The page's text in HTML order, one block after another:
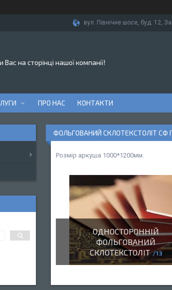
вул. Північне шосе, буд. 12,
Вас на сторінці нашої компанії!
ПРО НАС КОНТАКТИ
ФОЛЬГОВАНИЙ СКЛОТЕКСТОЛІТ СФ
Розмір аркуша 1000*1200мм.
ОДНОСТОРОННІЙ
ФОЛЬГОВАНИЙ
СКЛОТЕКСТОЛІТ
13